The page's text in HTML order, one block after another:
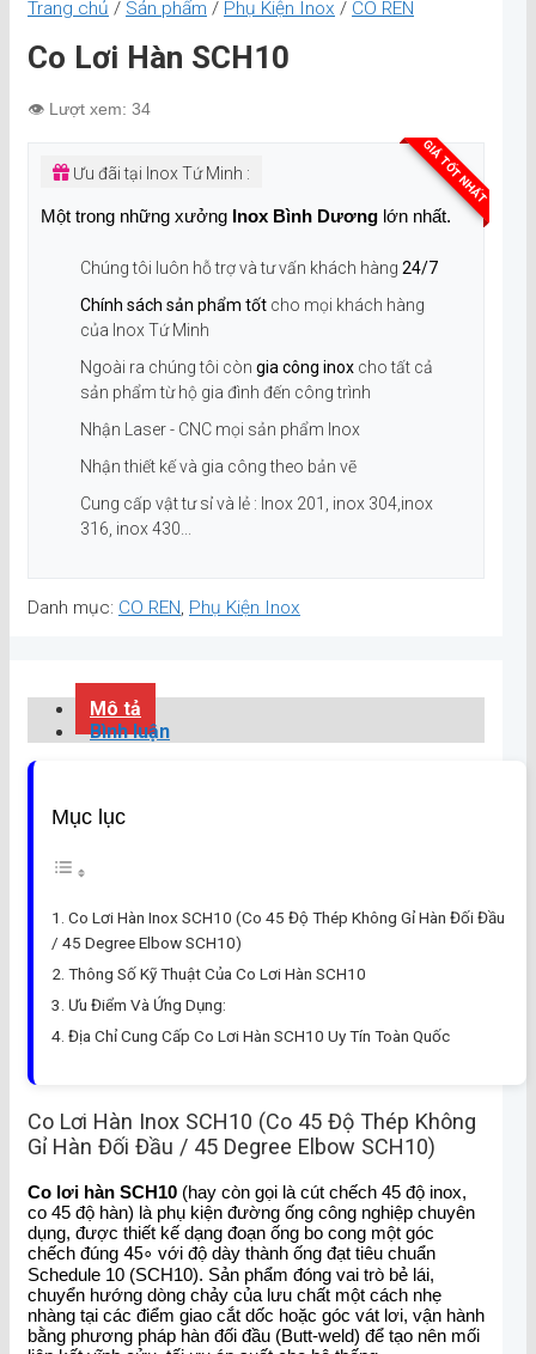
Trang chủ / Sản phẩm / Phụ Kiện Inox / CO REN
Co Lơi Hàn SCH10
👁️ Lượt xem: 34
GIÁ TỐT NHẤT
Ưu đãi tại Inox Tứ Minh :
Một trong những xưởng Inox Bình Dương lớn nhất.
Chúng tôi luôn hỗ trợ và tư vấn khách hàng 24/7
Chính sách sản phẩm tốt cho mọi khách hàng
của Inox Tứ Minh
Ngoài ra chúng tôi còn gia công inox cho tất cả
sản phẩm từ hộ gia đình đến công trình
Nhận Laser - CNC mọi sản phẩm Inox
Nhận thiết kế và gia công theo bản vẽ
Cung cấp vật tư sỉ và lẻ : Inox 201, inox 304,inox
316, inox 430...
Danh mục: CO REN, Phụ Kiện Inox
Mô tả
Bình luận
Mục lục
Co Lơi Hàn Inox SCH10 (Co 45 Độ Thép Không Gỉ Hàn Đối Đầu
/ 45 Degree Elbow SCH10)
Thông Số Kỹ Thuật Của Co Lơi Hàn SCH10
Ưu Điểm Và Ứng Dụng:
Địa Chỉ Cung Cấp Co Lơi Hàn SCH10 Uy Tín Toàn Quốc
Co Lơi Hàn Inox SCH10 (Co 45 Độ Thép Không
Gỉ Hàn Đối Đầu / 45 Degree Elbow SCH10)
Co lơi hàn SCH10 (hay còn gọi là cút chếch 45 độ inox,
co 45 độ hàn) là phụ kiện đường ống công nghiệp chuyên
dụng, được thiết kế dạng đoạn ống bo cong một góc
chếch đúng 45∘ với độ dày thành ống đạt tiêu chuẩn
Schedule 10 (SCH10). Sản phẩm đóng vai trò bẻ lái,
chuyển hướng dòng chảy của lưu chất một cách nhẹ
nhàng tại các điểm giao cắt dốc hoặc góc vát lơi, vận hành
bằng phương pháp hàn đối đầu (Butt-weld) để tạo nên mối